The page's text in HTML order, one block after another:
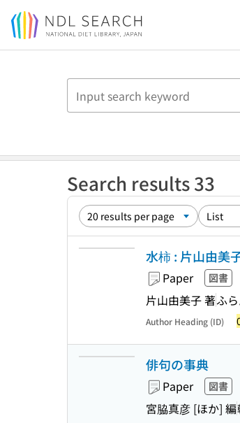
Jump to main content
Search results 33
水柿 : 片山由美
Paper 図書
片山由美子 著ふ
Author Heading (ID)
俳句の事典
Paper 図書
宮脇真彦 [ほか] 編